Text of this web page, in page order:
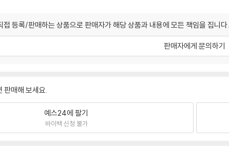
접 등록/판매하는 상품으로 판매자가 해당 상품과 내용에 모든 책임을 집니다.
판매자에게 문의하기
판매해 보세요.
예스24에 팔기
바이백 신청 불가